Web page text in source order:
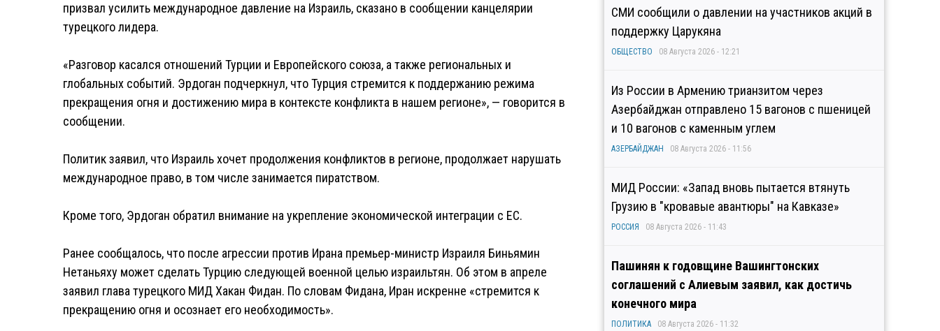
призвал усилить международное давление на Израиль, сказано в сообщении канцелярии
турецкого лидера.
«Разговор касался отношений Турции и Европейского союза, а также региональных и
глобальных событий. Эрдоган подчеркнул, что Турция стремится к поддержанию режима
прекращения огня и достижению мира в контексте конфликта в нашем регионе», — говорится в
сообщении.
Политик заявил, что Израиль хочет продолжения конфликтов в регионе, продолжает нарушать
международное право, в том числе занимается пиратством.
Кроме того, Эрдоган обратил внимание на укрепление экономической интеграции с ЕС.
Ранее сообщалось, что после агрессии против Ирана премьер-министр Израиля Биньямин
Нетаньяху может сделать Турцию следующей военной целью израильтян. Об этом в апреле
заявил глава турецкого МИД Хакан Фидан. По словам Фидана, Иран искренне «стремится к
прекращению огня и осознает его необходимость».
СМИ сообщили о давлении на участников акций в
поддержку Царукяна
ОБЩЕСТВО 08 Августа 2026 - 12:21
Из России в Армению трианзитом через
Азербайджан отправлено 15 вагонов с пшеницей
и 10 вагонов с каменным углем
АЗЕРБАЙДЖАН 08 Августа 2026 - 11:56
МИД России: «Запад вновь пытается втянуть
Грузию в "кровавые авантюры" на Кавказе»
РОССИЯ 08 Августа 2026 - 11:43
Пашинян к годовщине Вашингтонских
соглашений с Алиевым заявил, как достичь
конечного мира
ПОЛИТИКА 08 Августа 2026 - 11:32